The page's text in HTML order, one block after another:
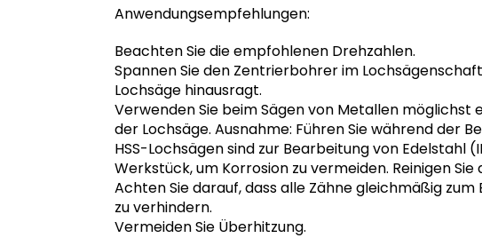
Anwendungsempfehlungen:
Beachten Sie die empfohlenen Drehzahlen.
Spannen Sie den Zentrierbohrer im
Lochsäge hinausragt.
Verwenden Sie beim Sägen von Metallen
der Lochsäge. Ausnahme: Führen Sie während der
HSS-Lochsägen sind zur Bearbeitung von
Werkstück, um Korrosion zu vermeiden. Reinigen
Achten Sie darauf, dass alle Zähne gleichmäßig
zu verhindern.
Vermeiden Sie Überhitzung.